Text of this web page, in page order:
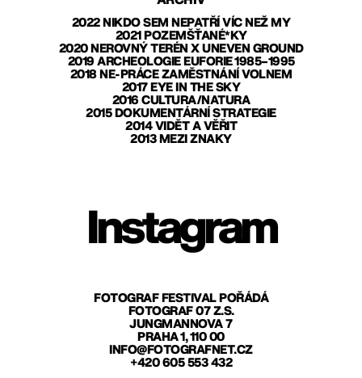
2022 NIKDO SEM NEPATŘÍ VÍC NEŽ MY
2021 POZEMŠŤANÉ*KY
2020 NEROVNÝ TERÉN X UNEVEN GROUND
2019 ARCHEOLOGIE EUFORIE 1985–1995
2018 NE-PRÁCE ZAMĚSTNÁNÍ VOLNEM
2017 EYE IN THE SKY
2016 CULTURA/NATURA
2015 DOKUMENTÁRNÍ STRATEGIE
2014 VIDĚT A VĚŘIT
2013 MEZI ZNAKY
Instagram
FOTOGRAF FESTIVAL POŘÁDÁ
FOTOGRAF 07 Z.S.
JUNGMANNOVA 7
PRAHA 1, 110 00
INFO@FOTOGRAFNET.CZ
+420 605 553 432